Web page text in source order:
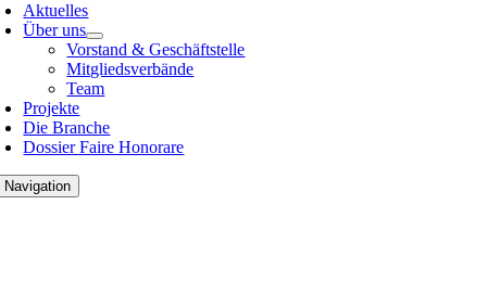
Aktuelles
Über uns
Vorstand & Geschäftstelle
Mitgliedsverbände
Team
Projekte
Die Branche
Dossier Faire Honorare
Navigation